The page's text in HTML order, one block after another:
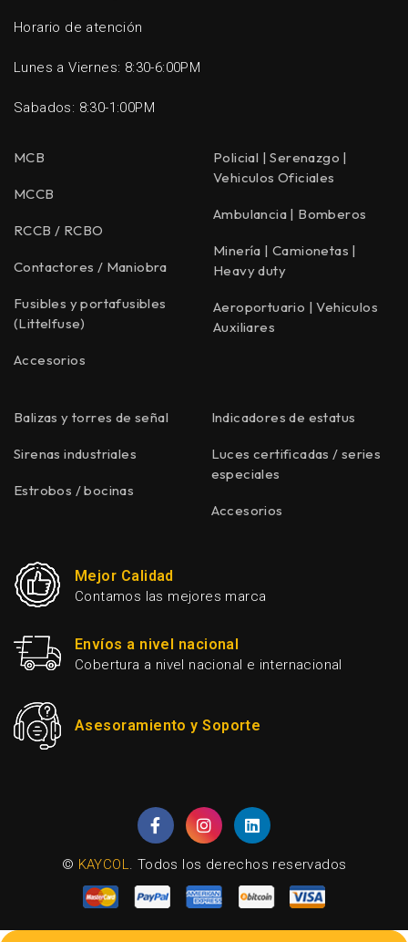
Horario de atención
Lunes a Viernes: 8:30-6:00PM
Sabados: 8:30-1:00PM
MCB
MCCB
RCCB / RCBO
Contactores / Maniobra
Fusibles y portafusibles
(Littelfuse)
Accesorios
Policial | Serenazgo |
Vehiculos Oficiales
Ambulancia | Bomberos
Minería | Camionetas |
Heavy duty
Aeroportuario | Vehiculos
Auxiliares
Balizas y torres de señal
Sirenas industriales
Estrobos / bocinas
Indicadores de estatus
Luces certificadas / series
especiales
Accesorios
Mejor Calidad
Contamos las mejores marca
Envíos a nivel nacional
Cobertura a nivel nacional e internacional
Asesoramiento y Soporte
© KAYCOL. Todos los derechos reservados